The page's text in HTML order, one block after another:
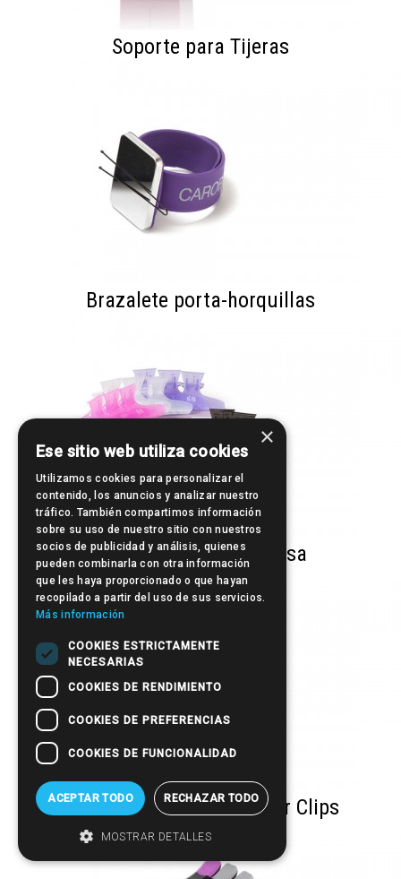
Soporte para Tijeras
Brazalete porta-horquillas
SculpBy Grapa Mariposa
Sculp & Tonology Alligator Clips
×
Ese sitio web utiliza cookies
Utilizamos cookies para personalizar el
contenido, los anuncios y analizar nuestro
tráfico. También compartimos información
sobre su uso de nuestro sitio con nuestros
socios de publicidad y análisis, quienes
pueden combinarla con otra información
que les haya proporcionado o que hayan
recopilado a partir del uso de sus servicios.
Más información
COOKIES ESTRICTAMENTE
NECESARIAS
COOKIES DE RENDIMIENTO
COOKIES DE PREFERENCIAS
COOKIES DE FUNCIONALIDAD
ACEPTAR TODO RECHAZAR TODO
MOSTRAR DETALLES